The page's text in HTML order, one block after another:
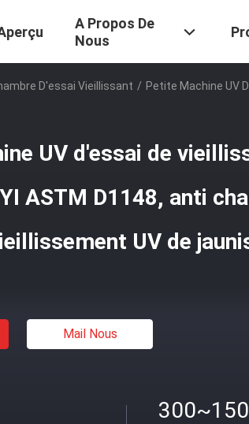
A Propos De
Nous
D'essai Vieillissant / Petite Machine UV
UV d'essai de
ASTM D1148, anti
UV de
Mail Nous